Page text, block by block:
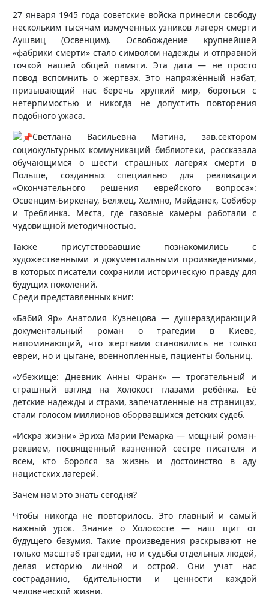
27 января 1945 года советские войска принесли свободу
нескольким тысячам измученных узников лагеря смерти
Аушвиц (Освенцим). Освобождение крупнейшей
«фабрики смерти» стало символом надежды и отправной
точкой нашей общей памяти. Эта дата — не просто
повод вспомнить о жертвах. Это напряжённый набат,
призывающий нас беречь хрупкий мир, бороться с
нетерпимостью и никогда не допустить повторения
подобного ужаса.
Светлана Васильевна Матина, зав.сектором
социокультурных коммуникаций библиотеки, рассказала
обучающимся о шести страшных лагерях смерти в
Польше, созданных специально для реализации
«Окончательного решения еврейского вопроса»:
Освенцим-Биркенау, Белжец, Хелмно, Майданек, Собибор
и Треблинка. Места, где газовые камеры работали с
чудовищной методичностью.
Также присутствовавшие познакомились с
художественными и документальными произведениями,
в которых писатели сохранили историческую правду для
будущих поколений.
Среди представленных книг:
«Бабий Яр» Анатолия Кузнецова — душераздирающий
документальный роман о трагедии в Киеве,
напоминающий, что жертвами становились не только
евреи, но и цыгане, военнопленные, пациенты больниц.
«Убежище: Дневник Анны Франк» — трогательный и
страшный взгляд на Холокост глазами ребёнка. Её
детские надежды и страхи, запечатлённые на страницах,
стали голосом миллионов оборвавшихся детских судеб.
«Искра жизни» Эриха Марии Ремарка — мощный роман-
реквием, посвящённый казнённой сестре писателя и
всем, кто боролся за жизнь и достоинство в аду
нацистских лагерей.
Зачем нам это знать сегодня?
Чтобы никогда не повторилось. Это главный и самый
важный урок. Знание о Холокосте — наш щит от
будущего безумия. Такие произведения раскрывают не
только масштаб трагедии, но и судьбы отдельных людей,
делая историю личной и острой. Они учат нас
состраданию, бдительности и ценности каждой
человеческой жизни.